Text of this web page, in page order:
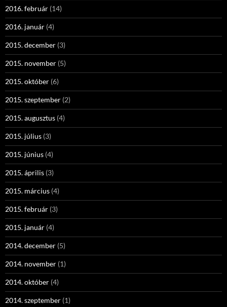
2016. február (14)
2016. január (4)
2015. december (3)
2015. november (5)
2015. október (6)
2015. szeptember (2)
2015. augusztus (4)
2015. július (3)
2015. június (4)
2015. április (3)
2015. március (4)
2015. február (3)
2015. január (4)
2014. december (5)
2014. november (1)
2014. október (4)
2014. szeptember (1)